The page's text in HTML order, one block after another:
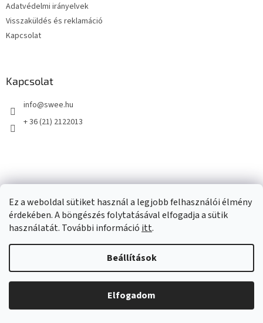
Ez a weboldal sütiket használ a legjobb felhasználói élmény
érdekében. A böngészés folytatásával elfogadja a sütik
használatát. További információ itt.
Beállítások
Elfogadom
Adatvédelmi irányelvek
Visszaküldés és reklamáció
Kapcsolat
Kapcsolat
info@swee.hu
+ 36 (21) 2122013
Shoptet készítette
swee.hu. Minden jog fenntartva.